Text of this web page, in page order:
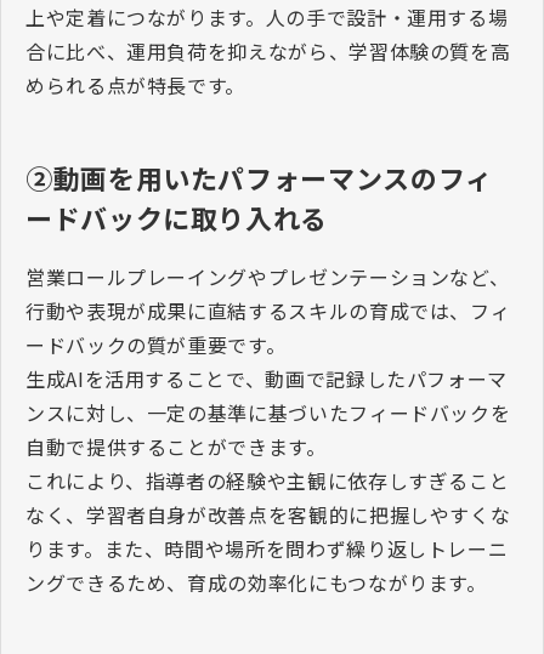
上や定着につながります。人の手で設計・運用する場
合に比べ、運用負荷を抑えながら、学習体験の質を高
められる点が特長です。
②動画を用いたパフォーマンスのフィ
ードバックに取り入れる
営業ロールプレーイングやプレゼンテーションなど、
行動や表現が成果に直結するスキルの育成では、フィ
ードバックの質が重要です。
生成AIを活用することで、動画で記録したパフォーマ
ンスに対し、一定の基準に基づいたフィードバックを
自動で提供することができます。
これにより、指導者の経験や主観に依存しすぎること
なく、学習者自身が改善点を客観的に把握しやすくな
ります。また、時間や場所を問わず繰り返しトレーニ
ングできるため、育成の効率化にもつながります。